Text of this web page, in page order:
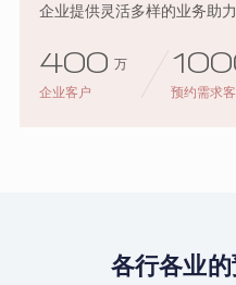
企业提供灵活多样的业务助
400 万
企业客户
预约需求
各行各业